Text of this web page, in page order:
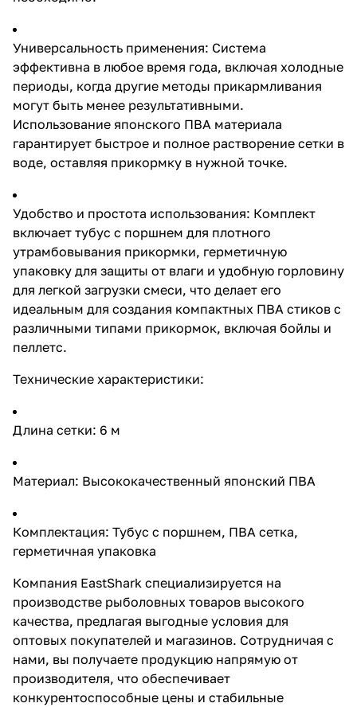
Комплект включает тубус с
утрамбовывания прикормки,
герметичную упаковку для
защиты от влаги и удобную
горловину для легкой загрузки
смеси, что делает его
идеальным для создания
компактных ПВА стиков с
включая бойлы и пеллетс.
Технические характеристики:
Высококачественный японский
ПВА Комплектация: Тубус с
поршнем, ПВА сетка,
герметичная упаковка
Компания EastShark
производстве рыболовных
товаров высокого качества,
предлагая выгодные условия
магазинов. Сотрудничая с нами,
вы получаете продукцию
что обеспечивает
стабильные поставки.
Универсальность применения: Система
эффективна в любое время года, включая холодные
периоды, когда другие методы прикармливания
могут быть менее результативными.
Использование японского ПВА материала
гарантирует быстрое и полное растворение сетки в
воде, оставляя прикормку в нужной точке.
Удобство и простота использования: Комплект
включает тубус с поршнем для плотного
утрамбовывания прикормки, герметичную
упаковку для защиты от влаги и удобную горловину
для легкой загрузки смеси, что делает его
идеальным для создания компактных ПВА стиков с
различными типами прикормок, включая бойлы и
пеллетс.
Технические характеристики:
Длина сетки: 6 м
Материал: Высококачественный японский ПВА
Комплектация: Тубус с поршнем, ПВА сетка,
герметичная упаковка
Компания EastShark специализируется на
производстве рыболовных товаров высокого
качества, предлагая выгодные условия для
оптовых покупателей и магазинов. Сотрудничая с
нами, вы получаете продукцию напрямую от
производителя, что обеспечивает
конкурентоспособные цены и стабильные